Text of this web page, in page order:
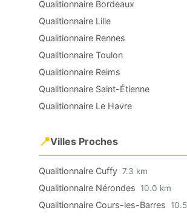
Qualitionnaire Bordeaux
Qualitionnaire Lille
Qualitionnaire Rennes
Qualitionnaire Toulon
Qualitionnaire Reims
Qualitionnaire Saint-Étienne
Qualitionnaire Le Havre
📍Villes Proches
Qualitionnaire Cuffy 7.3 km
Qualitionnaire Nérondes 10.0 km
Qualitionnaire Cours-les-Barres